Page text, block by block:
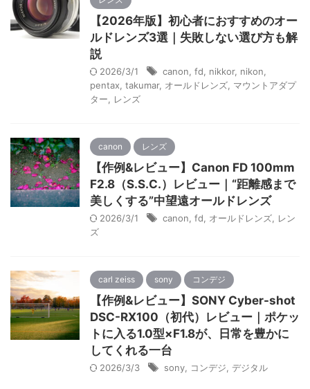
【2026年版】初心者におすすめのオー
ルドレンズ3選｜失敗しない選び方も解
説
2026/3/1 canon fd nikkor, nikon
pentax takumar, オールドレンズ マウントアダプ
ター
レンズ
canon レンズ
【作例&レビュー】Canon FD 100mm
F2.8（S.S.C.）レビュー｜“距離感まで
美しくする”中望遠オールドレンズ
2026/3/1 canon fd オールドレンズ
レン
ズ
carl zeiss sony コンデジ
【作例&レビュー】SONY Cyber-shot
DSC-RX100（初代）レビュー｜ポケッ
トに入る1.0型×F1.8が、日常を豊かに
してくれる一台
2026/3/3 sony コンデジ デジタル